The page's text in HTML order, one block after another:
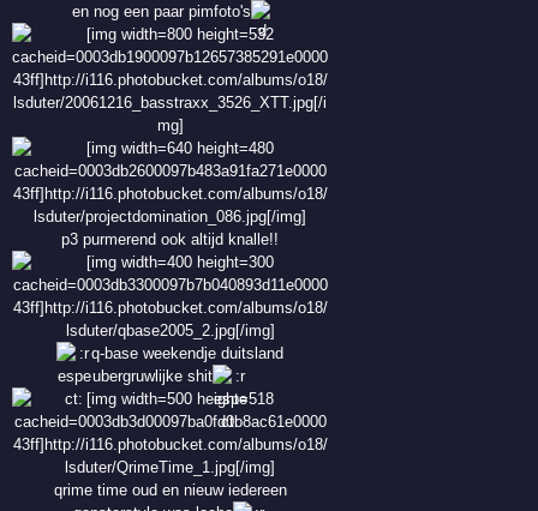
en nog een paar pimfoto's
p3 purmerend ook altijd knalle!!
q-base weekendje duitsland
ubergruwlijke shit
qrime time oud en nieuw iedereen